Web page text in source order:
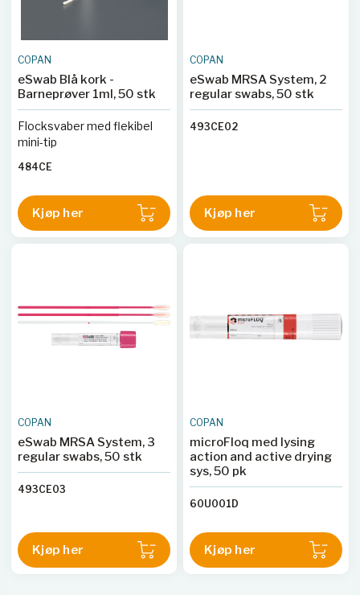
COPAN
eSwab Blå kork -
Barneprøver 1ml, 50 stk
Flocksvaber med flekibel
mini-tip
484CE
Kjøp her
COPAN
eSwab MRSA System, 2
regular swabs, 50 stk
493CE02
Kjøp her
COPAN
eSwab MRSA System, 3
regular swabs, 50 stk
493CE03
Kjøp her
COPAN
microFloq med lysing
action and active drying
sys, 50 pk
60U001D
Kjøp her